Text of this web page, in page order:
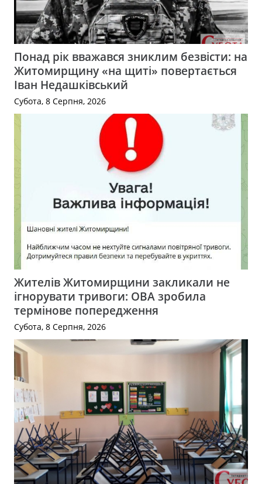
Понад рік вважався зниклим безвісти: на
Житомирщину «на щиті» повертається
Іван Недашківський
Субота, 8 Серпня, 2026
Жителів Житомирщини закликали не
ігнорувати тривоги: ОВА зробила
термінове попередження
Субота, 8 Серпня, 2026